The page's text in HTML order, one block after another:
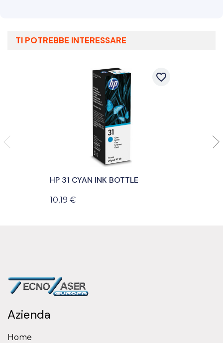
TI POTREBBE INTERESSARE
favorite_border
HP 31 CYAN INK BOTTLE
10,19 €
Azienda
Home